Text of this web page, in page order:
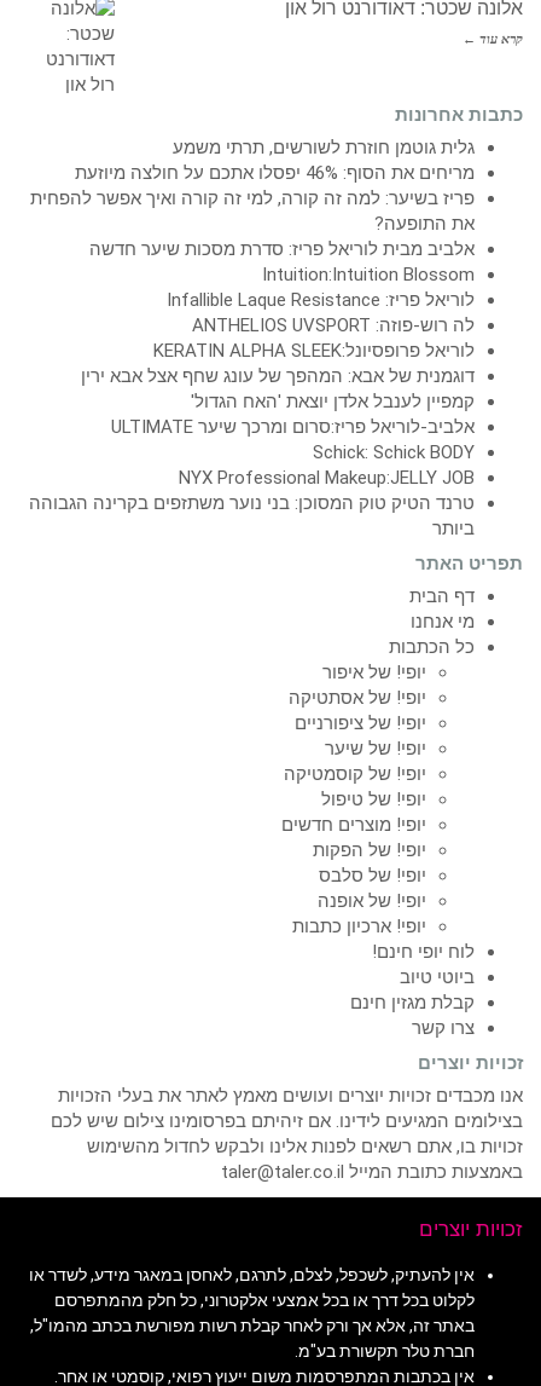
אלונה שכטר: דאודורנט רול און
קרא עוד ←
כתבות אחרונות
גלית גוטמן חוזרת לשורשים, תרתי משמע
מריחים את הסוף: 46% יפסלו אתכם על חולצה מיוזעת
פריז בשיער: למה זה קורה, למי זה קורה ואיך אפשר להפחית
את התופעה?
אלביב מבית לוריאל פריז: סדרת מסכות שיער חדשה
Intuition:Intuition Blossom
לוריאל פריז: Infallible Laque Resistance
לה רוש-פוזה: ANTHELIOS UVSPORT
לוריאל פרופסיונל:KERATIN ALPHA SLEEK
דוגמנית של אבא: המהפך של עונג שחף אצל אבא ירין
קמפיין לענבל אלדן יוצאת 'האח הגדול'
אלביב-לוריאל פריז:סרום ומרכך שיער ULTIMATE
Schick: Schick BODY
NYX Professional Makeup:JELLY JOB
טרנד הטיק טוק המסוכן: בני נוער משתזפים בקרינה הגבוהה
ביותר
תפריט האתר
דף הבית
מי אנחנו
כל הכתבות
יופי! של איפור
יופי! של אסתטיקה
יופי! של ציפורניים
יופי! של שיער
יופי! של קוסמטיקה
יופי! של טיפול
יופי! מוצרים חדשים
יופי! של הפקות
יופי! של סלבס
יופי! של אופנה
יופי! ארכיון כתבות
לוח יופי חינם!
ביוטי טיוב
קבלת מגזין חינם
צרו קשר
זכויות יוצרים
אנו מכבדים זכויות יוצרים ועושים מאמץ לאתר את בעלי הזכויות
בצילומים המגיעים לידינו. אם זיהיתם בפרסומינו צילום שיש לכם
זכויות בו, אתם רשאים לפנות אלינו ולבקש לחדול מהשימוש
באמצעות כתובת המייל taler@taler.co.il
זכויות יוצרים
אין להעתיק, לשכפל, לצלם, לתרגם, לאחסן במאגר מידע, לשדר או
לקלוט בכל דרך או בכל אמצעי אלקטרוני, כל חלק מהמתפרסם
באתר זה, אלא אך ורק לאחר קבלת רשות מפורשת בכתב מהמו"ל,
חברת טלר תקשורת בע"מ.
אין בכתבות המתפרסמות משום ייעוץ רפואי, קוסמטי או אחר.